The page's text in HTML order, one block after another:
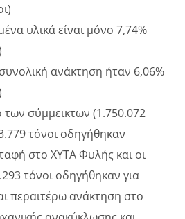
υλικά είναι μόνο 7,74%
ανάκτηση ήταν 6,06%
σύμμεικτων (1.750.072
τόνοι οδηγήθηκαν
στο ΧΥΤΑ Φυλής και οι
τόνοι οδηγήθηκαν για
περαιτέρω ανάκτηση στο